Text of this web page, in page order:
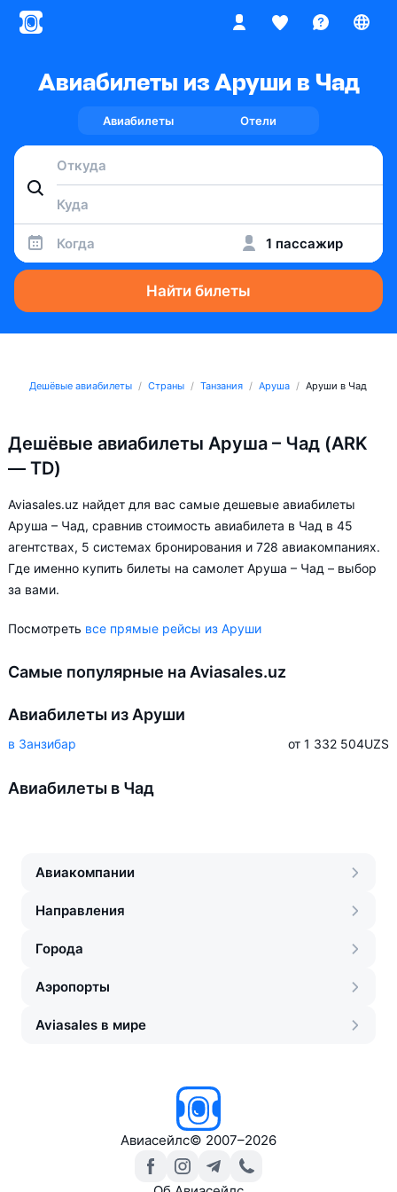
Авиабилеты из Аруши в Чад
Авиабилеты Отели
Когда 1 пассажир
Найти билеты
Дешёвые авиабилеты Страны Танзания Аруша Аруши в Чад
Дешёвые авиабилеты Аруша – Чад (ARK
— TD)
Aviasales.uz найдет для вас самые дешевые авиабилеты
Аруша – Чад, сравнив стоимость авиабилета в Чад в 45
агентствах, 5 системах бронирования и 728 авиакомпаниях.
Где именно купить билеты на самолет Аруша – Чад – выбор
за вами.
Посмотреть все прямые рейсы из Аруши
Самые популярные на Aviasales.uz
Авиабилеты из Аруши
в Занзибар от 1 332 504UZS
Авиабилеты в Чад
Авиакомпании
Направления
Города
Аэропорты
Aviasales в мире
Авиасейлс© 2007–2026